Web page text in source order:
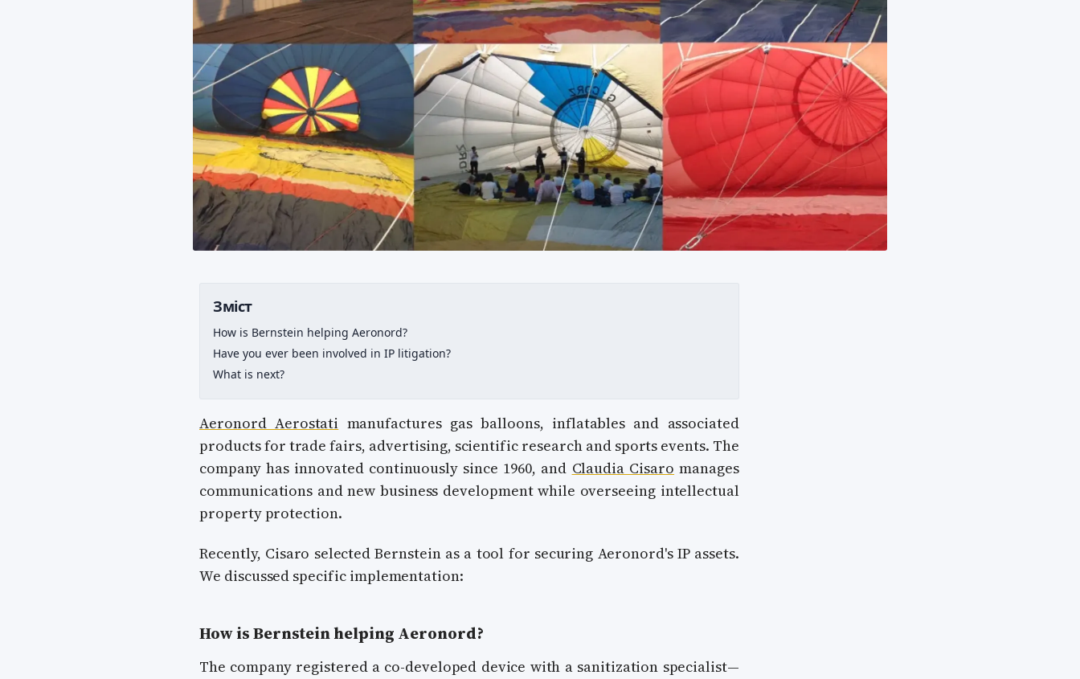
Зміст
How is Bernstein helping Aeronord?
Have you ever been involved in IP litigation?
What is next?
Aeronord Aerostati manufactures gas balloons, inflatables and associated
products for trade fairs, advertising, scientific research and sports events. The
company has innovated continuously since 1960, and Claudia Cisaro manages
communications and new business development while overseeing intellectual
property protection.
Recently, Cisaro selected Bernstein as a tool for securing Aeronord's IP assets.
We discussed specific implementation:
How is Bernstein helping Aeronord?
The company registered a co-developed device with a sanitization specialist—